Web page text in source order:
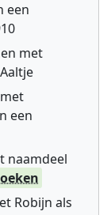
een
met
een
naamdeel
Robijn als